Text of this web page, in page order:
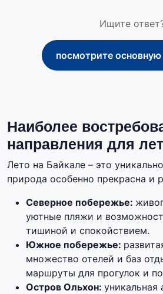
Ищите
посмотрите
Наиболее
направления для
Лето на Байкале – это
природа особенно прекрасна и
Северное побережье:
уютные пляжи и
тишиной и спокойствием.
Южное побережье:
множество отелей и баз
маршруты для прогулок и
Остров Ольхон: уникальная